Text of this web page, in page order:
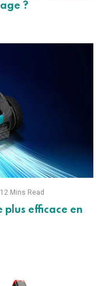
?
12 Mins Read
plus efficace en